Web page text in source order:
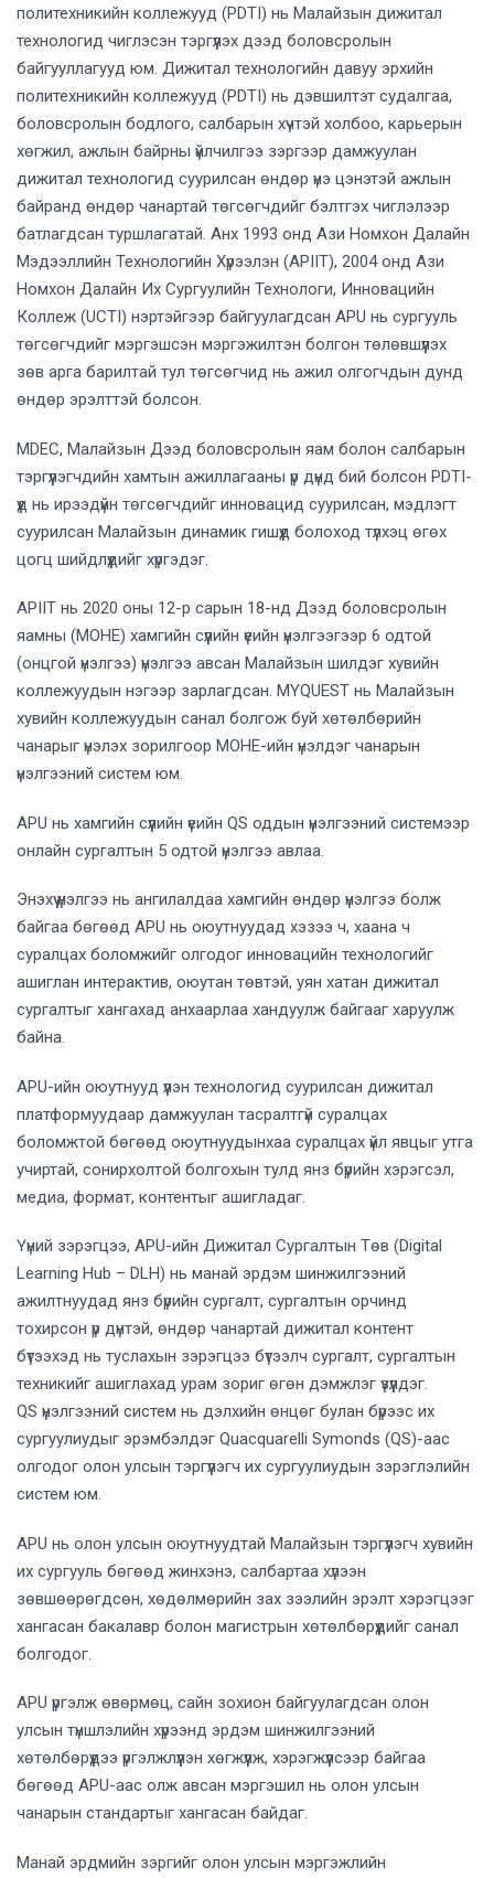
политехникийн коллежууд (PDTI) нь Малайзын дижитал
технологид чиглэсэн тэргүүлэх дээд боловсролын
байгууллагууд юм. Дижитал технологийн давуу эрхийн
политехникийн коллежууд (PDTI) нь дэвшилтэт судалгаа,
боловсролын бодлого, салбарын хүчтэй холбоо, карьерын
хөгжил, ажлын байрны үйлчилгээ зэргээр дамжуулан
дижитал технологид суурилсан өндөр үнэ цэнэтэй ажлын
байранд өндөр чанартай төгсөгчдийг бэлтгэх чиглэлээр
батлагдсан туршлагатай. Анх 1993 онд Ази Номхон Далайн
Мэдээллийн Технологийн Хүрээлэн (APIIT), 2004 онд Ази
Номхон Далайн Их Сургуулийн Технологи, Инновацийн
Коллеж (UCTI) нэртэйгээр байгуулагдсан APU нь сургууль
төгсөгчдийг мэргэшсэн мэргэжилтэн болгон төлөвшүүлэх
зөв арга барилтай тул төгсөгчид нь ажил олгогчдын дунд
өндөр эрэлттэй болсон.
MDEC, Малайзын Дээд боловсролын яам болон салбарын
тэргүүлэгчдийн хамтын ажиллагааны үр дүнд бий болсон PDTI-
үүд нь ирээдүйн төгсөгчдийг инновацид суурилсан, мэдлэгт
суурилсан Малайзын динамик гишүүд болоход түлхэц өгөх
цогц шийдлүүдийг хүргэдэг.
APIIT нь 2020 оны 12-р сарын 18-нд Дээд боловсролын
яамны (MOHE) хамгийн сүүлийн үеийн үнэлгээгээр 6 одтой
(онцгой үнэлгээ) үнэлгээ авсан Малайзын шилдэг хувийн
коллежуудын нэгээр зарлагдсан. MYQUEST нь Малайзын
хувийн коллежуудын санал болгож буй хөтөлбөрийн
чанарыг үнэлэх зорилгоор MOHE-ийн үнэлдэг чанарын
үнэлгээний систем юм.
APU нь хамгийн сүүлийн үеийн QS оддын үнэлгээний системээр
онлайн сургалтын 5 одтой үнэлгээ авлаа.
Энэхүү үнэлгээ нь ангилалдаа хамгийн өндөр үнэлгээ болж
байгаа бөгөөд APU нь оюутнуудад хэзээ ч, хаана ч
суралцах боломжийг олгодог инновацийн технологийг
ашиглан интерактив, оюутан төвтэй, уян хатан дижитал
сургалтыг хангахад анхаарлаа хандуулж байгааг харуулж
байна.
APU-ийн оюутнууд үүлэн технологид суурилсан дижитал
платформуудаар дамжуулан тасралтгүй суралцах
боломжтой бөгөөд оюутнуудынхаа суралцах үйл явцыг утга
учиртай, сонирхолтой болгохын тулд янз бүрийн хэрэгсэл,
медиа, формат, контентыг ашигладаг.
Үүний зэрэгцээ, APU-ийн Дижитал Сургалтын Төв (Digital
Learning Hub – DLH) нь манай эрдэм шинжилгээний
ажилтнуудад янз бүрийн сургалт, сургалтын орчинд
тохирсон үр дүнтэй, өндөр чанартай дижитал контент
бүтээхэд нь туслахын зэрэгцээ бүтээлч сургалт, сургалтын
техникийг ашиглахад урам зориг өгөн дэмжлэг үзүүлдэг.
QS үнэлгээний систем нь дэлхийн өнцөг булан бүрээс их
сургуулиудыг эрэмбэлдэг Quacquarelli Symonds (QS)-аас
олгодог олон улсын тэргүүлэгч их сургуулиудын зэрэглэлийн
систем юм.
APU нь олон улсын оюутнуудтай Малайзын тэргүүлэгч хувийн
их сургууль бөгөөд жинхэнэ, салбартаа хүлээн
зөвшөөрөгдсөн, хөдөлмөрийн зах зээлийн эрэлт хэрэгцээг
хангасан бакалавр болон магистрын хөтөлбөрүүдийг санал
болгодог.
APU үргэлж өвөрмөц, сайн зохион байгуулагдсан олон
улсын түншлэлийн хүрээнд эрдэм шинжилгээний
хөтөлбөрүүдээ үргэлжлүүлэн хөгжүүлж, хэрэгжүүлсээр байгаа
бөгөөд APU-аас олж авсан мэргэшил нь олон улсын
чанарын стандартыг хангасан байдаг.
Манай эрдмийн зэргийг олон улсын мэргэжлийн